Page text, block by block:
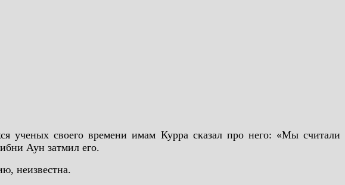
ученых своего времени имам Курра сказал про него: «Мы считали
Аун затмил его.
неизвестна.